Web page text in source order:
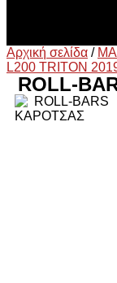
Αρχική σελίδα /
L200 TRITON
ROLL-